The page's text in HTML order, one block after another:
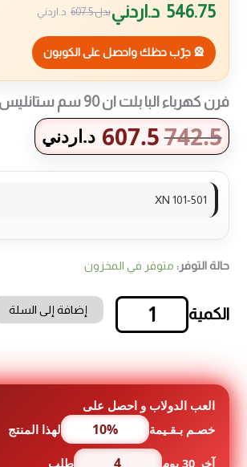
546.75 د.اردنيبدل607.5 د.اردني
🎡 جرّب حظك واحصل على الكوبون
فرن كهرباء البا بلت ان 90 سم ستانليس ستيل
742.5
607.5 د.اردني
101-501 XN
حالة التوفر: متوفر في المخزون
كمية
البا
بلت
ان
سم
إضافة إلى السلة
العب الدولاب و احصل على
خصـم بـقـيمة
10% لهذا المنتج
آخر 30 يوم 4 طلب